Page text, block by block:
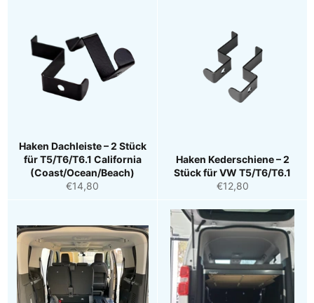
Haken Dachleiste – 2 Stück
für T5/T6/T6.1 California
(Coast/Ocean/Beach)
Normaler
€14,80
Haken Kederschiene – 2
Stück für VW T5/T6/T6.1
Normaler
€12,80